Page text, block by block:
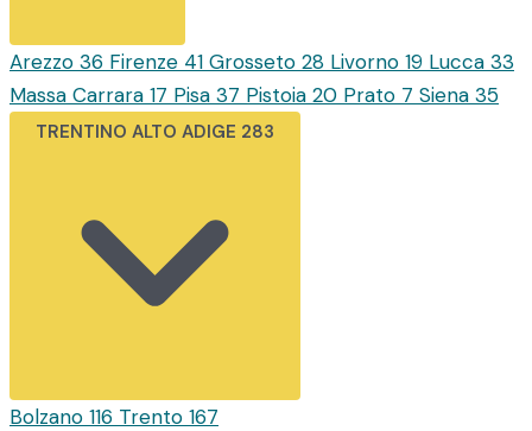
Arezzo 36 Firenze 41 Grosseto 28 Livorno 19 Lucca 33
Massa Carrara 17 Pisa 37 Pistoia 20 Prato 7 Siena 35
TRENTINO ALTO ADIGE 283
Bolzano 116 Trento 167